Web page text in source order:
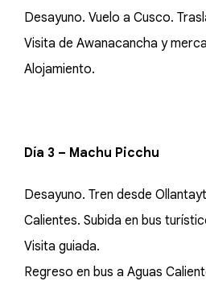
Desayuno. Vuelo a Cusco.
Visita de Awanacancha y
Alojamiento.
Día 3 – Machu Picchu
Desayuno. Tren desde
Calientes. Subida en bus
Visita guiada.
Regreso en bus a Aguas